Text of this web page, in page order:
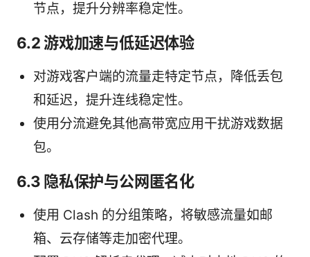
节点，提升分辨率稳定性。
6.2 游戏加速与低延迟体验
对游戏客户端的流量走特定节点，降低丢包
和延迟，提升连线稳定性。
使用分流避免其他高带宽应用干扰游戏数据
包。
6.3 隐私保护与公网匿名化
使用 Clash 的分组策略，将敏感流量如邮
箱、云存储等走加密代理。